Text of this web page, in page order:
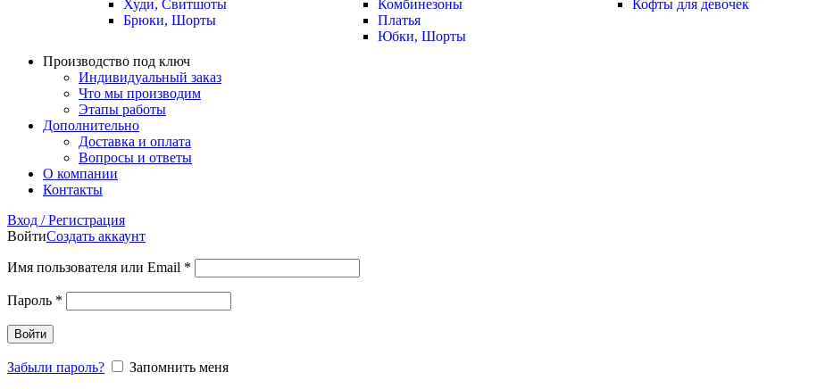
Худи, Свитшоты
Брюки, Шорты
Комбинезоны
Платья
Юбки, Шорты
Кофты для девочек
Производство под ключ
Индивидуальный заказ
Что мы производим
Этапы работы
Дополнительно
Доставка и оплата
Вопросы и ответы
О компании
Контакты
Вход / Регистрация
ВойтиСоздать аккаунт
Имя пользователя или Email *
Пароль *
Войти
Забыли пароль?
Запомнить меня